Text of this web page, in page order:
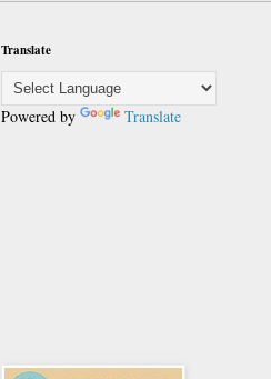
Translate
Powered by Translate